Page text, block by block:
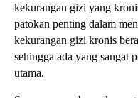
kekurangan gizi yang
patokan penting dalam
kekurangan gizi kronis
sehingga ada yang sangat
utama.